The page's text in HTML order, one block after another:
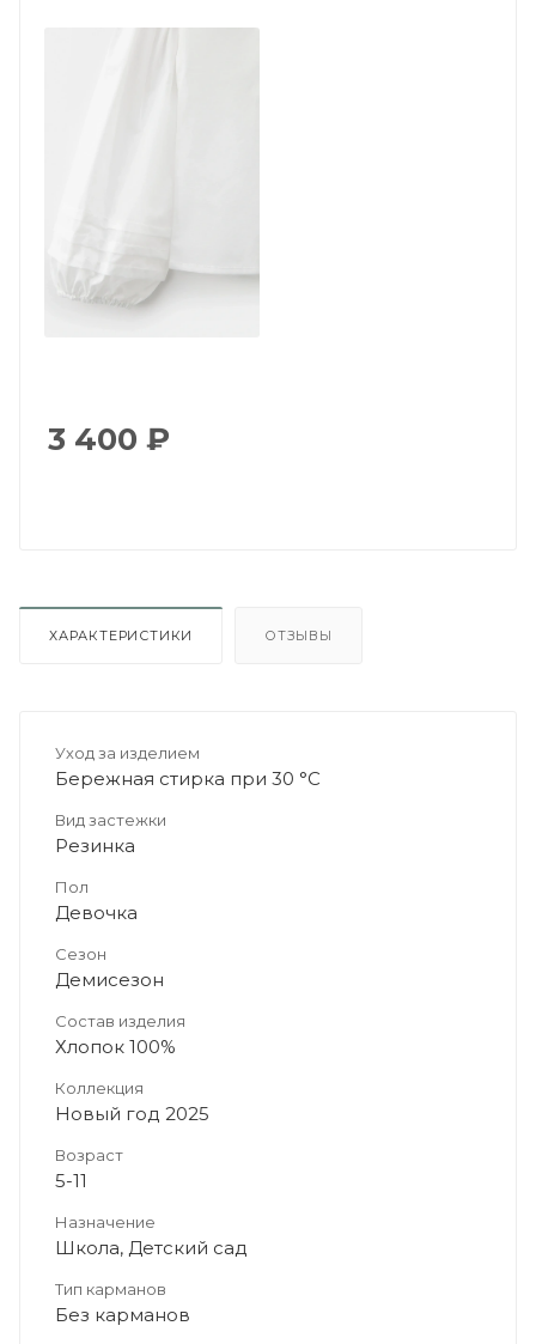
3 400 ₽
ХАРАКТЕРИСТИКИ ОТЗЫВЫ
Уход за изделием
Бережная стирка при 30 °C
Вид застежки
Резинка
Пол
Девочка
Сезон
Демисезон
Состав изделия
Хлопок 100%
Коллекция
Новый год 2025
Возраст
5-11
Назначение
Школа, Детский сад
Тип карманов
Без карманов